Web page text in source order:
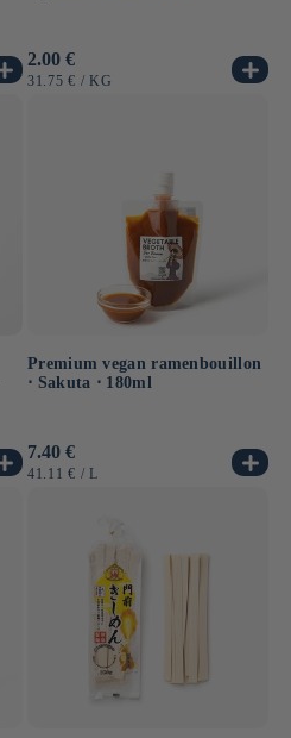
Normale
prijs
2.00 €
EENHEIDSPRIJS
31.75 € / PER
KG
Premium vegan ramenbouillon
⋅ Sakuta ⋅ 180ml
Normale
prijs
7.40 €
EENHEIDSPRIJS
41.11 € / PER
L